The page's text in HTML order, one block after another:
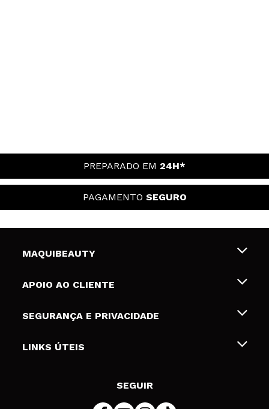
PREPARADO EM 24H*
PAGAMENTO SEGURO
MAQUIBEAUTY
Sobre nós
Gift Cards
APOIO AO CLIENTE
Envios e Devoluções
Formas de pagamento
SEGURANÇA E PRIVACIDADE
Termos e Privacidade
LINKS ÚTEIS
SEGUIR